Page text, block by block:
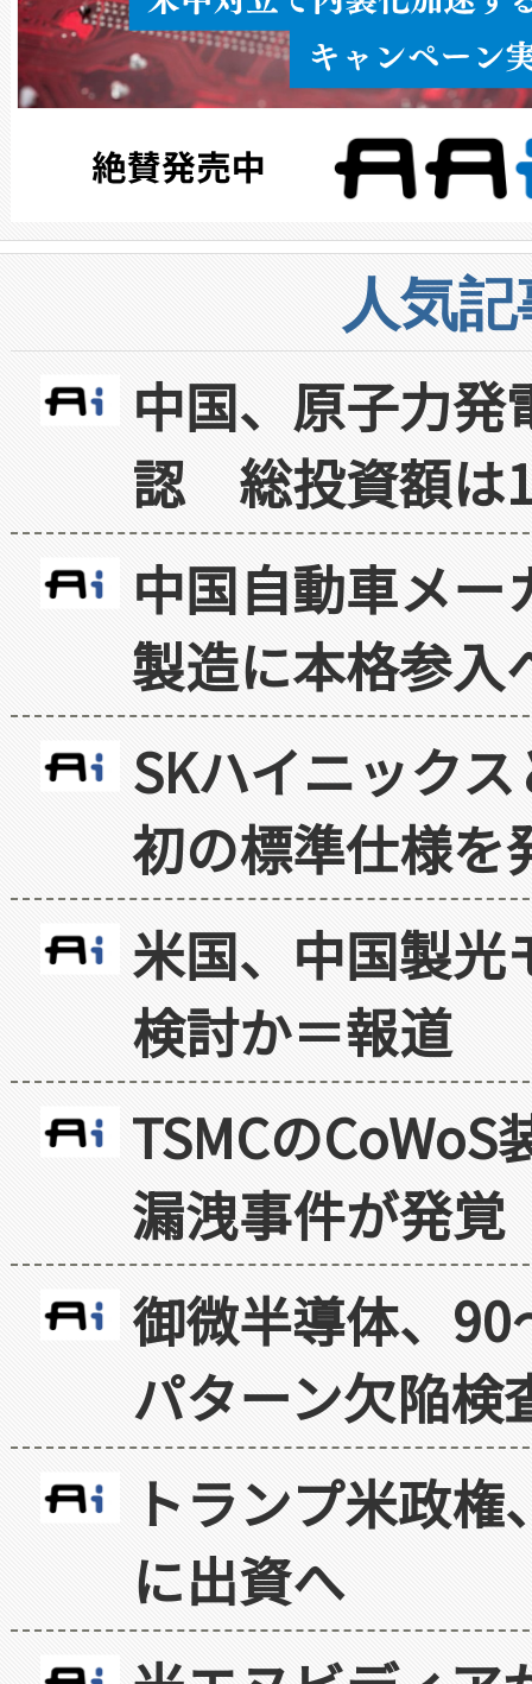
人気
中国、原子力
認 総投資額は
中国自動車メ
製造に本格参入
SKハイニック
初の標準仕様を
米国、中国製光
検討か＝報道
TSMCの
漏洩事件が発覚
御微半導体、
パターン欠陥検
トランプ米政
に出資へ